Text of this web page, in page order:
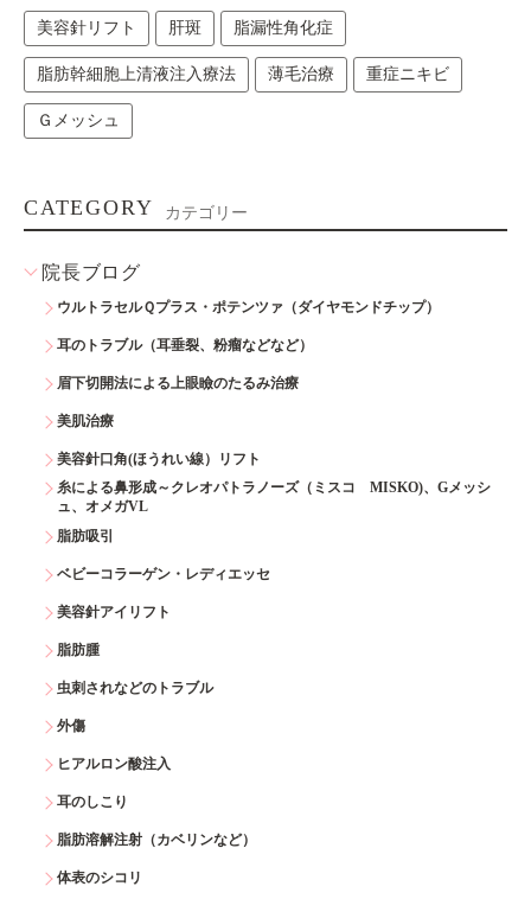
美容針リフト 肝斑 脂漏性角化症
脂肪幹細胞上清液注入療法 薄毛治療 重症ニキビ
Ｇメッシュ
CATEGORY カテゴリー
院長ブログ
ウルトラセルＱプラス・ポテンツァ（ダイヤモンドチップ）
耳のトラブル（耳垂裂、粉瘤などなど）
眉下切開法による上眼瞼のたるみ治療
美肌治療
美容針口角(ほうれい線）リフト
糸による鼻形成～クレオパトラノーズ（ミスコ MISKO)、Gメッシ
ュ、オメガVL
脂肪吸引
ベビーコラーゲン・レディエッセ
美容針アイリフト
脂肪腫
虫刺されなどのトラブル
外傷
ヒアルロン酸注入
耳のしこり
脂肪溶解注射（カベリンなど）
体表のシコリ